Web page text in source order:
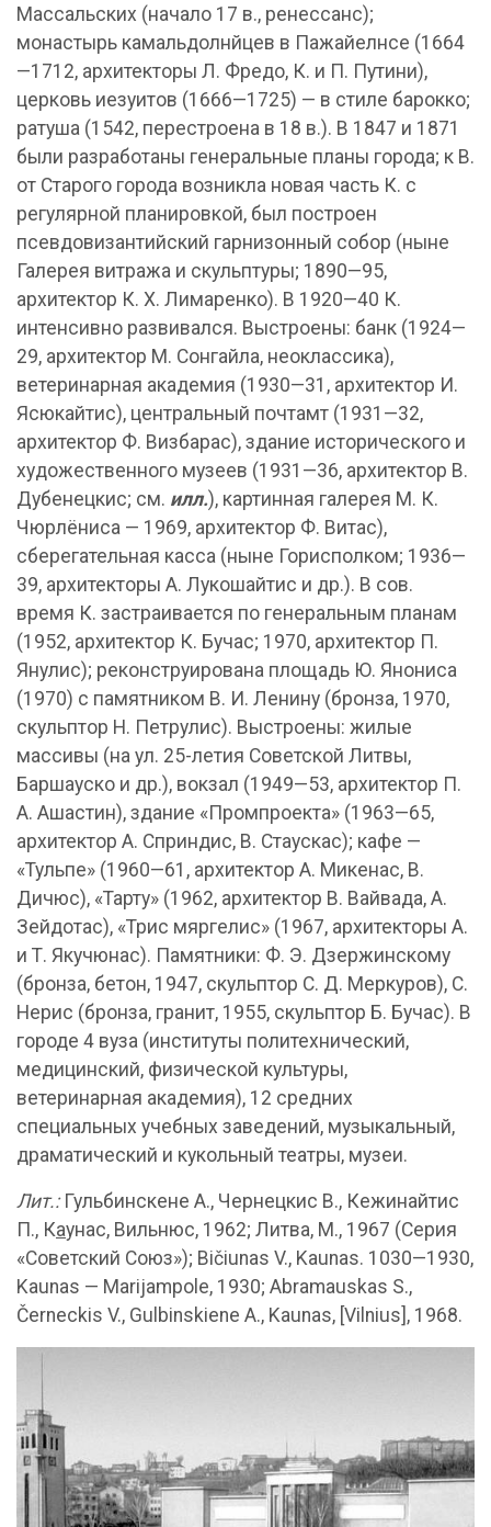
Массальских (начало 17 в., ренессанс);
монастырь камальдолнйцев в Пажайелнсе (1664
—1712, архитекторы Л. Фредо, К. и П. Путини),
церковь иезуитов (1666—1725) — в стиле барокко;
ратуша (1542, перестроена в 18 в.). В 1847 и 1871
были разработаны генеральные планы города; к В.
от Старого города возникла новая часть К. с
регулярной планировкой, был построен
псевдовизантийский гарнизонный собор (ныне
Галерея витража и скульптуры; 1890—95,
архитектор К. Х. Лимаренко). В 1920—40 К.
интенсивно развивался. Выстроены: банк (1924—
29, архитектор М. Сонгайла, неоклассика),
ветеринарная академия (1930—31, архитектор И.
Ясюкайтис), центральный почтамт (1931—32,
архитектор Ф. Визбарас), здание исторического и
художественного музеев (1931—36, архитектор В.
Дубенецкис; см. илл.), картинная галерея М. К.
Чюрлёниса — 1969, архитектор Ф. Витас),
сберегательная касса (ныне Горисполком; 1936—
39, архитекторы А. Лукошайтис и др.). В сов.
время К. застраивается по генеральным планам
(1952, архитектор К. Бучас; 1970, архитектор П.
Янулис); реконструирована площадь Ю. Янониса
(1970) с памятником В. И. Ленину (бронза, 1970,
скульптор Н. Петрулис). Выстроены: жилые
массивы (на ул. 25-летия Советской Литвы,
Баршауско и др.), вокзал (1949—53, архитектор П.
А. Ашастин), здание «Промпроекта» (1963—65,
архитектор А. Сприндис, В. Стаускас); кафе —
«Тульпе» (1960—61, архитектор А. Микенас, В.
Дичюс), «Тарту» (1962, архитектор В. Вайвада, А.
Зейдотас), «Трис мяргелис» (1967, архитекторы А.
и Т. Якучюнас). Памятники: Ф. Э. Дзержинскому
(бронза, бетон, 1947, скульптор С. Д. Меркуров), С.
Нерис (бронза, гранит, 1955, скульптор Б. Бучас). В
городе 4 вуза (институты политехнический,
медицинский, физической культуры,
ветеринарная академия), 12 средних
специальных учебных заведений, музыкальный,
драматический и кукольный театры, музеи.
Лит.:Гульбинскене А., Чернецкис В., Кежинайтис
П., Каунас, Вильнюс, 1962; Литва, М., 1967 (Серия
«Советский Союз»); Bičiunas V., Kaunas. 1030—1930,
Kaunas — Marijampole, 1930; Abramauskas S.,
Černeckis V., Gulbinskiene A., Kaunas, [Vilnius], 1968.